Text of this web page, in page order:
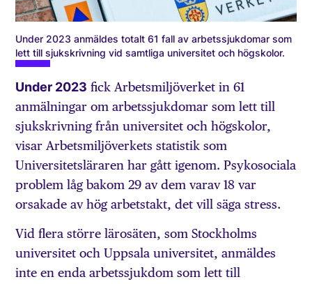
Under 2023 anmäldes totalt 61 fall av arbetssjukdomar som
lett till sjukskrivning vid samtliga universitet och högskolor.
Under 2023 fick Arbetsmiljöverket in 61
anmälningar om arbetssjukdomar som lett till
sjukskrivning från universitet och högskolor,
visar Arbetsmiljöverkets statistik som
Universitetsläraren har gått igenom. Psykosociala
problem låg bakom 29 av dem varav 18 var
orsakade av hög arbetstakt, det vill säga stress.
Vid flera större lärosäten, som Stockholms
universitet och Uppsala universitet, anmäldes
inte en enda arbetssjukdom som lett till